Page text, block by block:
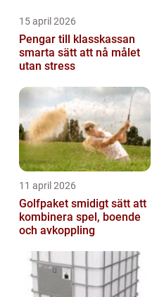
15 april 2026
Pengar till klasskassan
smarta sätt att nå målet
utan stress
11 april 2026
Golfpaket smidigt sätt att
kombinera spel, boende
och avkoppling